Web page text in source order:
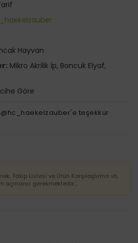
Hayvan
Mikro Akrilik İp, Boncuk Elyaf,
Göre
teşekkür
Takip Listesi ve Ürün Karşılaştırma vb.
açmanız gerekmektedir....